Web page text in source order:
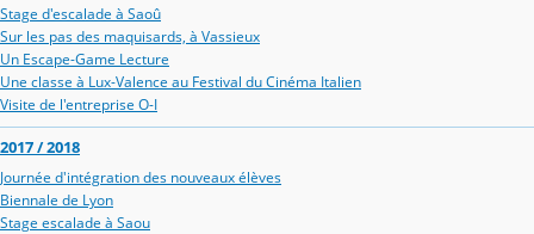
Stage d'escalade à Saoû
Sur les pas des maquisards, à Vassieux
Un Escape-Game Lecture
Une classe à Lux-Valence au Festival du Cinéma Italien
Visite de l'entreprise O-I
2017 / 2018
Journée d'intégration des nouveaux élèves
Biennale de Lyon
Stage escalade à Saou